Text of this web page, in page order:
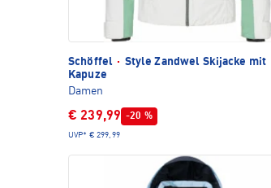
Schöffel · Style Zandwel Skijacke mit
Kapuze
Damen
€ 239,99 -20 %
UVP* € 299,99